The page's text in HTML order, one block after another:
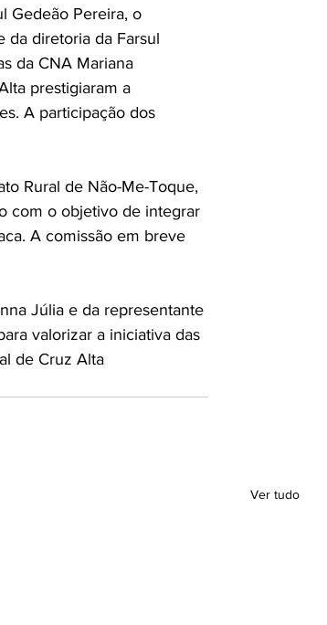
Gedeão Pereira, o
da diretoria da Farsul
da CNA Mariana
prestigiaram a
A participação dos
Rural de Não-Me-Toque,
com o objetivo de integrar
A comissão em breve
Júlia e da representante
valorizar a iniciativa das
de Cruz Alta
Ver tudo